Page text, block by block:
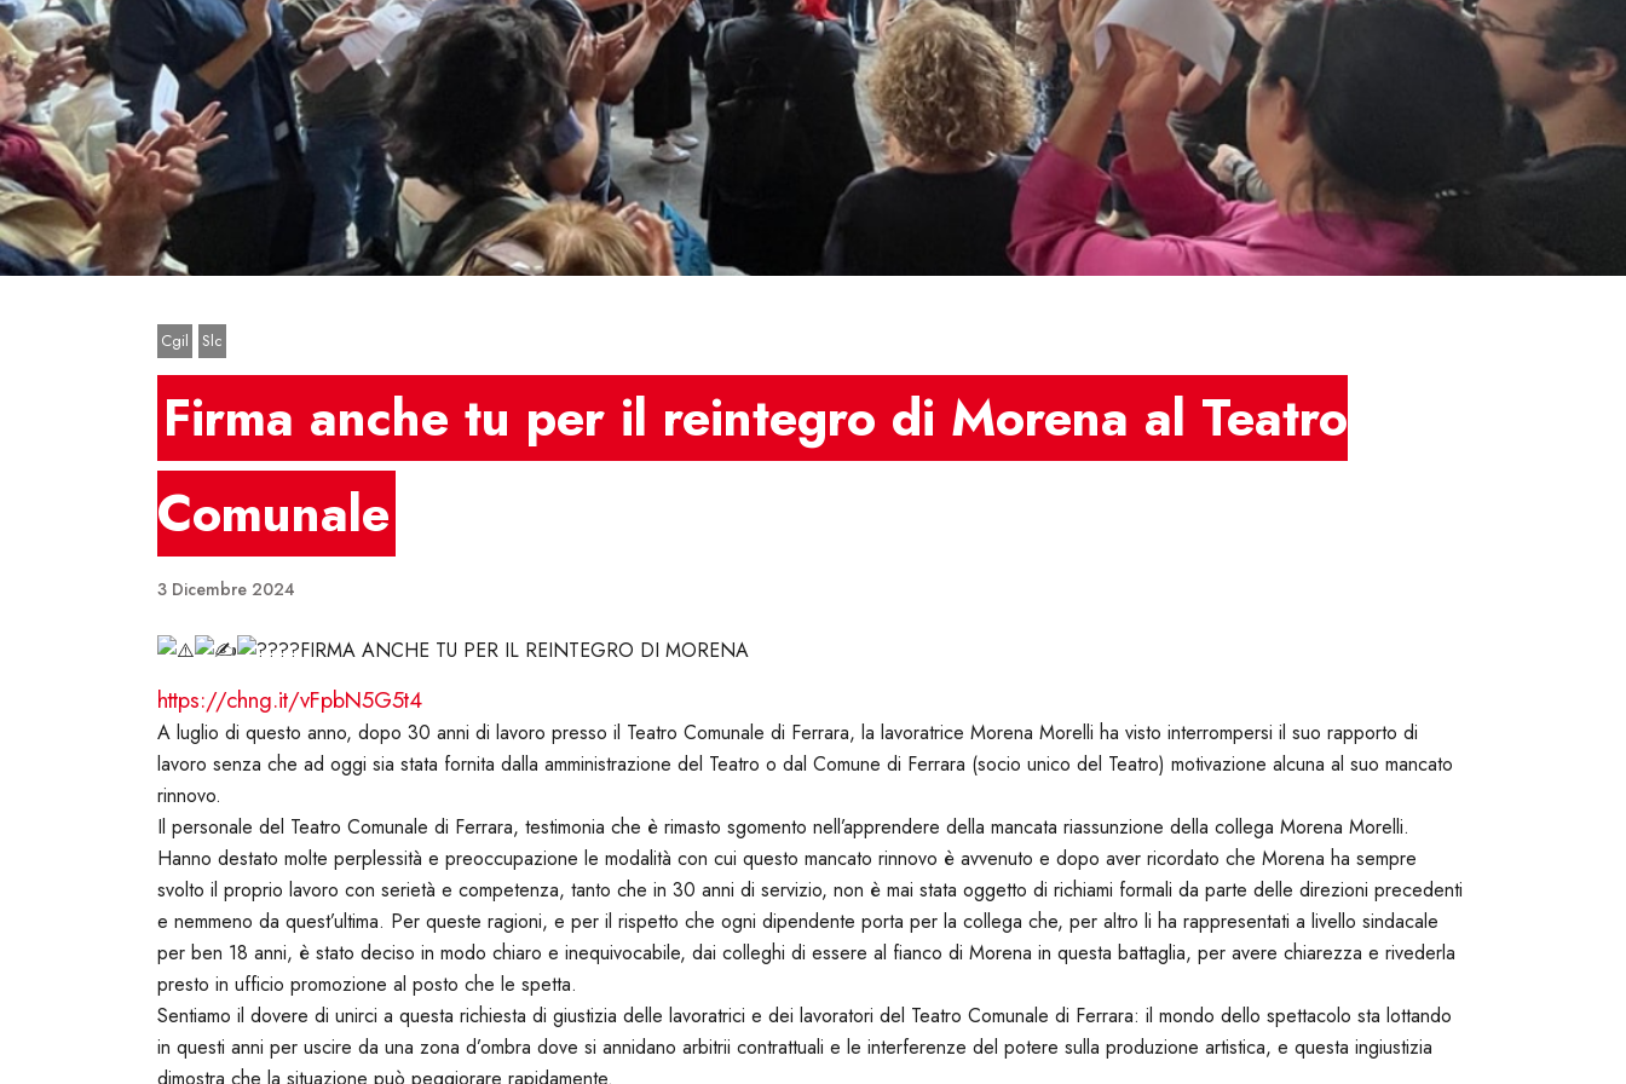
Premi invio o Esc per chiudere
Cgil Slc
Firma anche tu per il reintegro di Morena al Teatro
Comunale
3 Dicembre 2024
FIRMA ANCHE TU PER IL REINTEGRO DI MORENA
https://chng.it/vFpbN5G5t4
A luglio di questo anno, dopo 30 anni di lavoro presso il Teatro Comunale di Ferrara, la lavoratrice Morena Morelli ha visto interrompersi il suo rapporto di
lavoro senza che ad oggi sia stata fornita dalla amministrazione del Teatro o dal Comune di Ferrara (socio unico del Teatro) motivazione alcuna al suo mancato
rinnovo.
Il personale del Teatro Comunale di Ferrara, testimonia che è rimasto sgomento nell’apprendere della mancata riassunzione della collega Morena Morelli.
Hanno destato molte perplessità e preoccupazione le modalità con cui questo mancato rinnovo è avvenuto e dopo aver ricordato che Morena ha sempre
svolto il proprio lavoro con serietà e competenza, tanto che in 30 anni di servizio, non è mai stata oggetto di richiami formali da parte delle direzioni precedenti
e nemmeno da quest’ultima. Per queste ragioni, e per il rispetto che ogni dipendente porta per la collega che, per altro li ha rappresentati a livello sindacale
per ben 18 anni, è stato deciso in modo chiaro e inequivocabile, dai colleghi di essere al fianco di Morena in questa battaglia, per avere chiarezza e rivederla
presto in ufficio promozione al posto che le spetta.
Sentiamo il dovere di unirci a questa richiesta di giustizia delle lavoratrici e dei lavoratori del Teatro Comunale di Ferrara: il mondo dello spettacolo sta lottando
in questi anni per uscire da una zona d’ombra dove si annidano arbitrii contrattuali e le interferenze del potere sulla produzione artistica, e questa ingiustizia